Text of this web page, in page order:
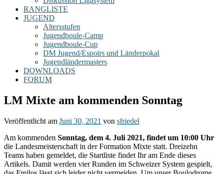
RANGLISTE
JUGEND
Altersstufen
Jugendboule-Camp
Jugendboule-Cup
DM Jugend/Espoirs und Länderpokal
Jugendländermasters
DOWNLOADS
FORUM
LM Mixte am kommenden Sonntag
Veröffentlicht am Juni 30, 2021 von sfriedel
Am kommenden Sonntag, dem 4. Juli 2021, findet um 10:00 Uhr
die Landesmeisterschaft in der Formation Mixte statt. Dreizehn
Teams haben gemeldet, die Startliste findet Ihr am Ende dieses
Artikels. Damit werden vier Runden im Schweizer System gespielt,